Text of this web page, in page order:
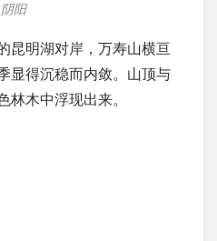
阴阳
昆明湖对岸，万寿山横亘
显得沉稳而内敛。山顶与
林木中浮现出来。